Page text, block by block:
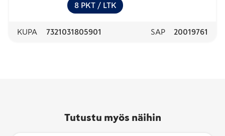
8 PKT / LTK
KUPA 7321031805901 SAP 20019761
Tutustu myös näihin